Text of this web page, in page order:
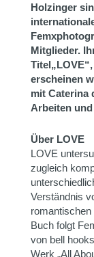
Holzinger
Mitglieder.
erscheinen
mit Caterina
Arbeiten
Über LOVE
LOVE
zugleich
Verständnis
Buch folgt
von bell
Werk „All